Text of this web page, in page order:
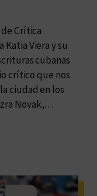
Crítica
Viera y su
cubanas
crítico que nos
ciudad en los
Novak,…